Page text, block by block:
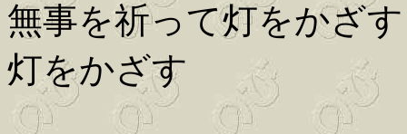
無事を祈って灯をかざす
灯をかざす